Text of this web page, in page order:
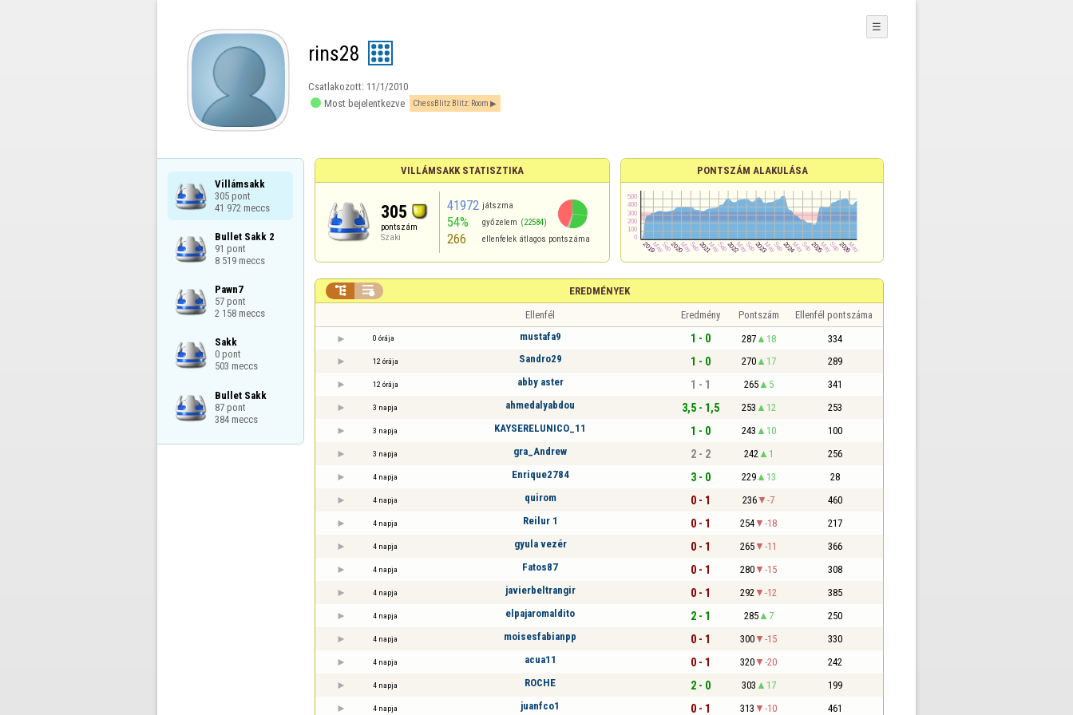
rins28
Csatlakozott: 11/1/2010
 Most bejelentkezve ChessBlitz Blitz: Room
☰
Villámsakk
305 pont
41 972 meccs
Bullet Sakk 2
91 pont
8 519 meccs
Pawn7
57 pont
2 158 meccs
Sakk
0 pont
503 meccs
Bullet Sakk
87 pont
384 meccs
VILLÁMSAKK STATISZTIKA
305
pontszám
Szaki
41972 játszma
54% győzelem (22584)
266 ellenfelek átlagos pontszáma
PONTSZÁM ALAKULÁSA
EREDMÉNYEK
 
Ellenfél Eredmény Pontszám Ellenfél pontszáma
0 órája mustafa9 1 - 0 287 18 334
12 órája Sandro29 1 - 0 270 17 289
12 órája abby aster 1 - 1 265 5 341
3 napja ahmedalyabdou 3,5 - 1,5 253 12 253
3 napja KAYSERELUNICO_11 1 - 0 243 10 100
3 napja gra_Andrew 2 - 2 242 1 256
4 napja Enrique2784 3 - 0 229 13 28
4 napja quirom 0 - 1 236 -7 460
4 napja Reilur 1 0 - 1 254 -18 217
4 napja gyula vezér 0 - 1 265 -11 366
4 napja Fatos87 0 - 1 280 -15 308
4 napja javierbeltrangir 0 - 1 292 -12 385
4 napja elpajaromaldito 2 - 1 285 7 250
4 napja moisesfabianpp 0 - 1 300 -15 330
4 napja acua11 0 - 1 320 -20 242
4 napja ROCHE 2 - 0 303 17 199
4 napja juanfco1 0 - 1 313 -10 461